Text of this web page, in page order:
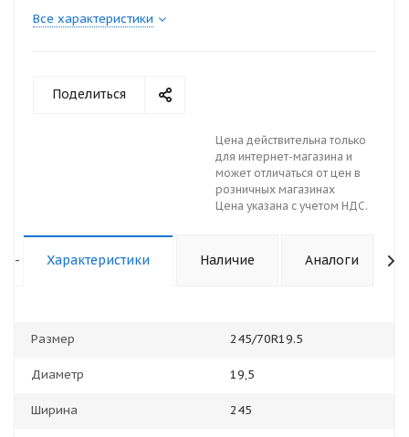
Все характеристики
Поделиться
Цена действительна только
для интернет-магазина и
может отличаться от цен в
розничных магазинах
Цена указана с учетом НДС.
- Характеристики Наличие Аналоги
Размер 245/70R19.5
Диаметр 19,5
Ширина 245